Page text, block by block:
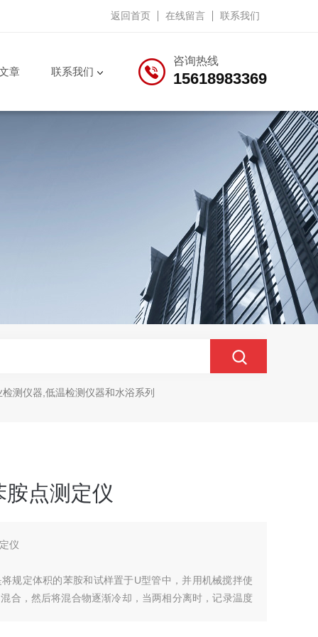
返回首页 在线留言 联系我们
咨询热线
15618983369
章 联系我们
测仪器,低温检测仪器和水浴系列
点测定仪
仪
规定体积的苯胺和试样置于U型管中，并用机械搅拌使
合，然后将混合物逐渐冷却，当两相分离时，记录温度